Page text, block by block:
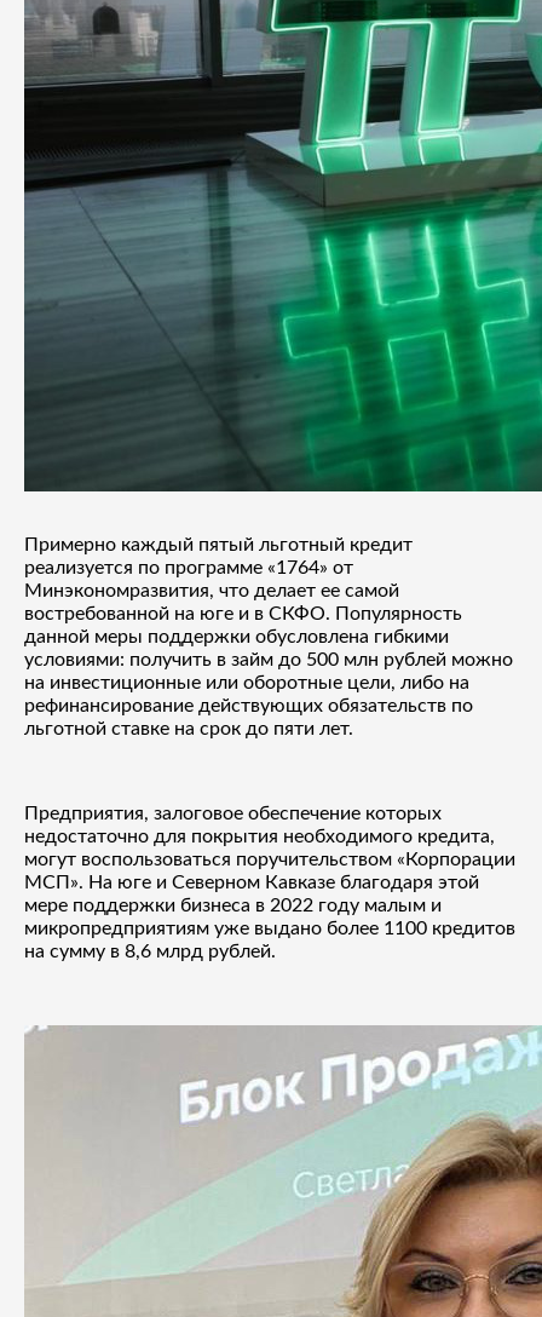
Примерно каждый пятый льготный кредит
реализуется по программе «1764» от
Минэкономразвития, что делает ее самой
востребованной на юге и в СКФО. Популярность
данной меры поддержки обусловлена гибкими
условиями: получить в займ до 500 млн рублей можно
на инвестиционные или оборотные цели, либо на
рефинансирование действующих обязательств по
льготной ставке на срок до пяти лет.
Предприятия, залоговое обеспечение которых
недостаточно для покрытия необходимого кредита,
могут воспользоваться поручительством «Корпорации
МСП». На юге и Северном Кавказе благодаря этой
мере поддержки бизнеса в 2022 году малым и
микропредприятиям уже выдано более 1100 кредитов
на сумму в 8,6 млрд рублей.